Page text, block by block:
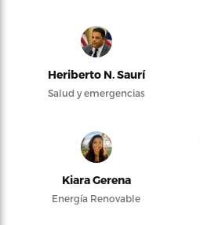
Heriberto N. Saurí
Salud y emergencias
Kiara Gerena
Energía Renovable